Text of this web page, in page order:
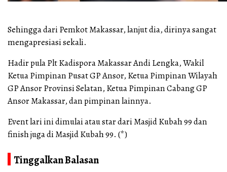
Sehingga dari Pemkot Makassar, lanjut dia, dirinya sangat
mengapresiasi sekali.
Hadir pula Plt Kadispora Makassar Andi Lengka, Wakil
Ketua Pimpinan Pusat GP Ansor, Ketua Pimpinan Wilayah
GP Ansor Provinsi Selatan, Ketua Pimpinan Cabang GP
Ansor Makassar, dan pimpinan lainnya.
Event lari ini dimulai atau star dari Masjid Kubah 99 dan
finish juga di Masjid Kubah 99. (*)
Tinggalkan Balasan